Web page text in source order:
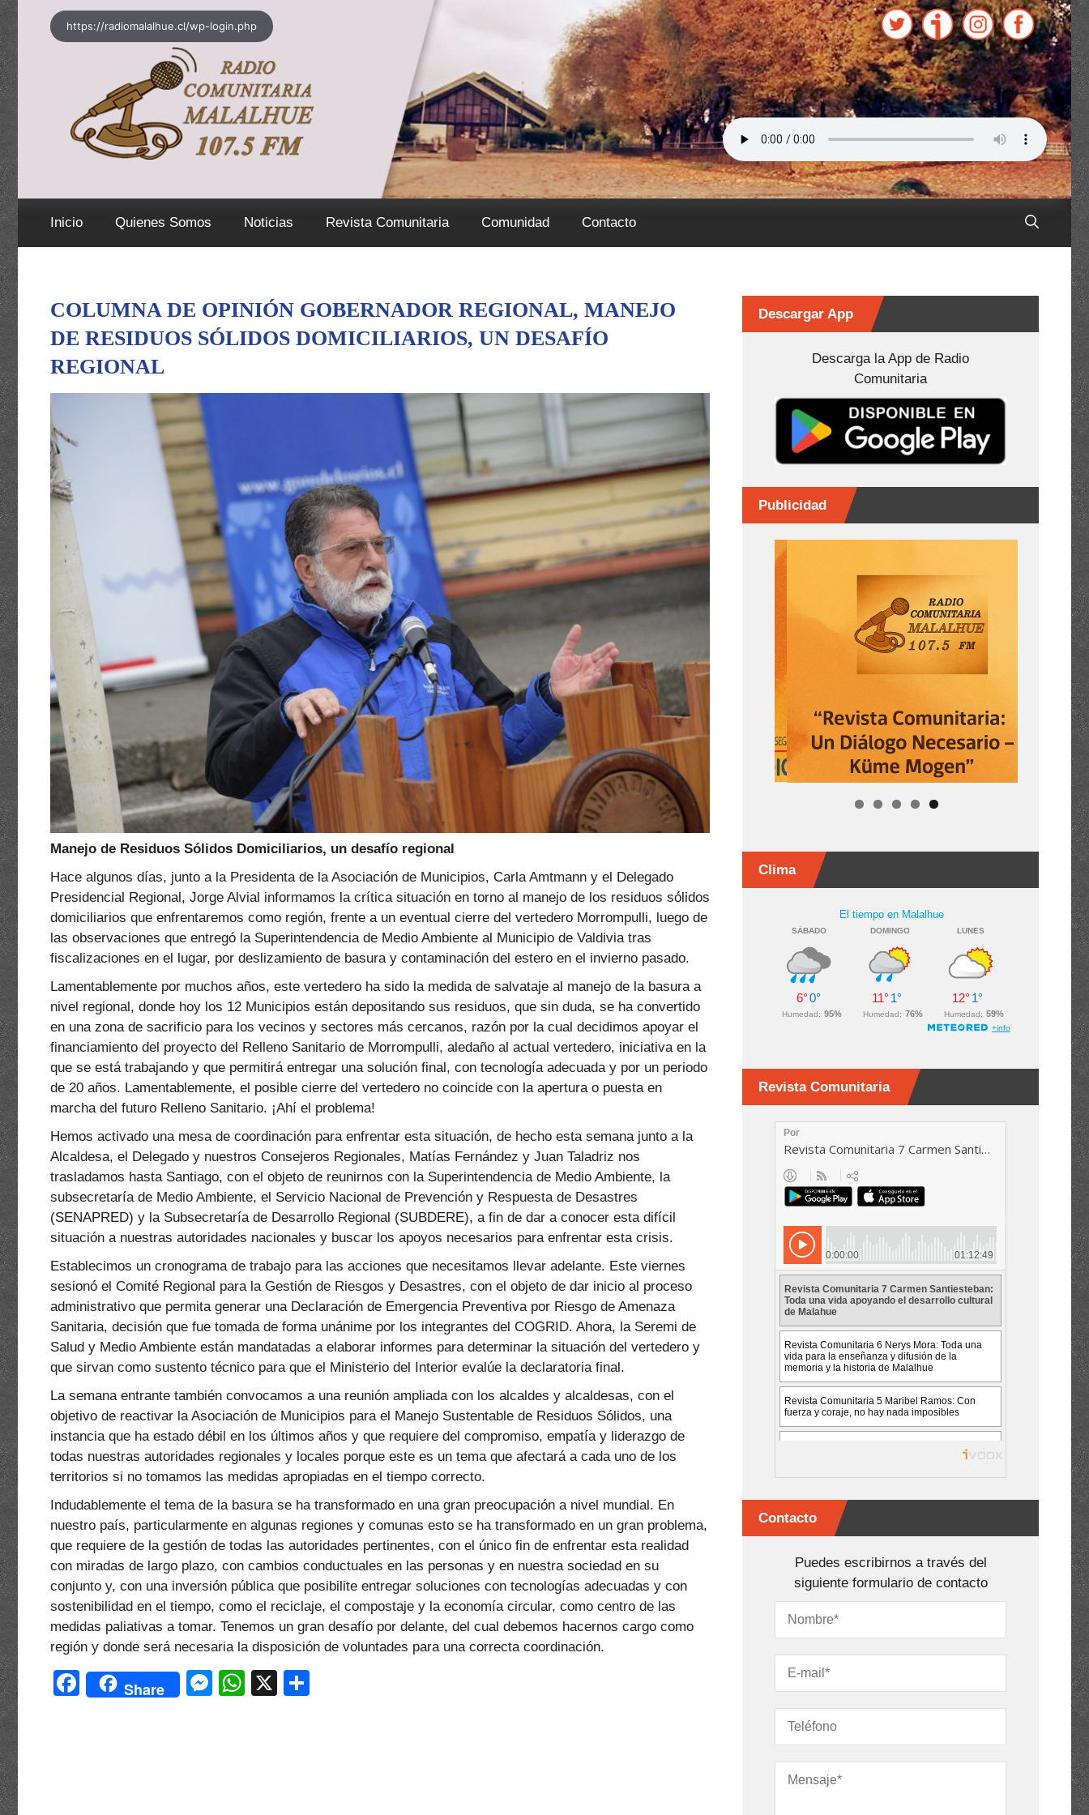
Saltar
al
contenido
https://radiomalalhue.cl/wp-login.php
Inicio Quienes Somos Noticias Revista Comunitaria Comunidad Contacto
COLUMNA DE OPINIÓN GOBERNADOR REGIONAL, MANEJO
DE RESIDUOS SÓLIDOS DOMICILIARIOS, UN DESAFÍO
REGIONAL
Manejo de Residuos Sólidos Domiciliarios, un desafío regional
Hace algunos días, junto a la Presidenta de la Asociación de Municipios, Carla Amtmann y el Delegado
Presidencial Regional, Jorge Alvial informamos la crítica situación en torno al manejo de los residuos sólidos
domiciliarios que enfrentaremos como región, frente a un eventual cierre del vertedero Morrompulli, luego de
las observaciones que entregó la Superintendencia de Medio Ambiente al Municipio de Valdivia tras
fiscalizaciones en el lugar, por deslizamiento de basura y contaminación del estero en el invierno pasado.
Lamentablemente por muchos años, este vertedero ha sido la medida de salvataje al manejo de la basura a
nivel regional, donde hoy los 12 Municipios están depositando sus residuos, que sin duda, se ha convertido
en una zona de sacrificio para los vecinos y sectores más cercanos, razón por la cual decidimos apoyar el
financiamiento del proyecto del Relleno Sanitario de Morrompulli, aledaño al actual vertedero, iniciativa en la
que se está trabajando y que permitirá entregar una solución final, con tecnología adecuada y por un periodo
de 20 años. Lamentablemente, el posible cierre del vertedero no coincide con la apertura o puesta en
marcha del futuro Relleno Sanitario. ¡Ahí el problema!
Hemos activado una mesa de coordinación para enfrentar esta situación, de hecho esta semana junto a la
Alcaldesa, el Delegado y nuestros Consejeros Regionales, Matías Fernández y Juan Taladriz nos
trasladamos hasta Santiago, con el objeto de reunirnos con la Superintendencia de Medio Ambiente, la
subsecretaría de Medio Ambiente, el Servicio Nacional de Prevención y Respuesta de Desastres
(SENAPRED) y la Subsecretaría de Desarrollo Regional (SUBDERE), a fin de dar a conocer esta difícil
situación a nuestras autoridades nacionales y buscar los apoyos necesarios para enfrentar esta crisis.
Establecimos un cronograma de trabajo para las acciones que necesitamos llevar adelante. Este viernes
sesionó el Comité Regional para la Gestión de Riesgos y Desastres, con el objeto de dar inicio al proceso
administrativo que permita generar una Declaración de Emergencia Preventiva por Riesgo de Amenaza
Sanitaria, decisión que fue tomada de forma unánime por los integrantes del COGRID. Ahora, la Seremi de
Salud y Medio Ambiente están mandatadas a elaborar informes para determinar la situación del vertedero y
que sirvan como sustento técnico para que el Ministerio del Interior evalúe la declaratoria final.
La semana entrante también convocamos a una reunión ampliada con los alcaldes y alcaldesas, con el
objetivo de reactivar la Asociación de Municipios para el Manejo Sustentable de Residuos Sólidos, una
instancia que ha estado débil en los últimos años y que requiere del compromiso, empatía y liderazgo de
todas nuestras autoridades regionales y locales porque este es un tema que afectará a cada uno de los
territorios si no tomamos las medidas apropiadas en el tiempo correcto.
Indudablemente el tema de la basura se ha transformado en una gran preocupación a nivel mundial. En
nuestro país, particularmente en algunas regiones y comunas esto se ha transformado en un gran problema,
que requiere de la gestión de todas las autoridades pertinentes, con el único fin de enfrentar esta realidad
con miradas de largo plazo, con cambios conductuales en las personas y en nuestra sociedad en su
conjunto y, con una inversión pública que posibilite entregar soluciones con tecnologías adecuadas y con
sostenibilidad en el tiempo, como el reciclaje, el compostaje y la economía circular, como centro de las
medidas paliativas a tomar. Tenemos un gran desafío por delante, del cual debemos hacernos cargo como
región y donde será necesaria la disposición de voluntades para una correcta coordinación.
F
a
Share
M W X
Descargar App
Descarga la App de Radio
Comunitaria
Publicidad
Clima
Revista Comunitaria
Contacto
Puedes escribirnos a través del
siguiente formulario de contacto